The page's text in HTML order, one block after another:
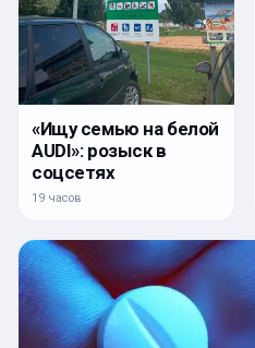
«Ищу семью на белой
AUDI»: розыск в
соцсетях
19 часов